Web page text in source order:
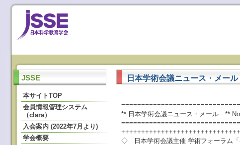
JSSE
本サイトTOP
会員情報管理システム
（clara）
入会案内 (2022年7月より)
学会概要
日本学術会議ニュース・メー
** 日本学術会議ニュース・メール **
◇ 日本学術会議主催 学術フォーラム「